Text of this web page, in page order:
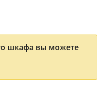
шкафа вы можете